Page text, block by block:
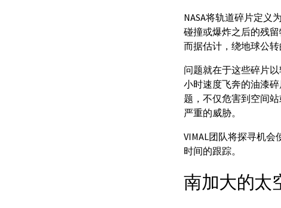
NASA将轨道碎片定义
碰撞或爆炸之后的残
而据估计，绕地球公转
问题就在于这些碎片
小时速度飞奔的油漆
题，不仅危害到空间
严重的威胁。
VIMAL团队将探寻机
时间的跟踪。
南加大的太